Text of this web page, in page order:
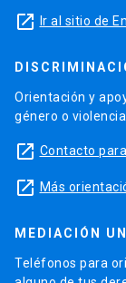
launch Ir al sitio de
Orientación y
género o
launch Contacto
launch Más
MEDIACIÓN
Teléfonos para